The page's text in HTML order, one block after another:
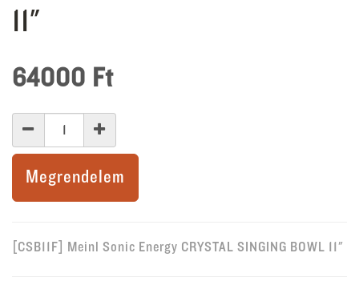
11"
64000 Ft
Megrendelem
[CSB11F] Meinl Sonic Energy CRYSTAL SINGING BOWL 11"